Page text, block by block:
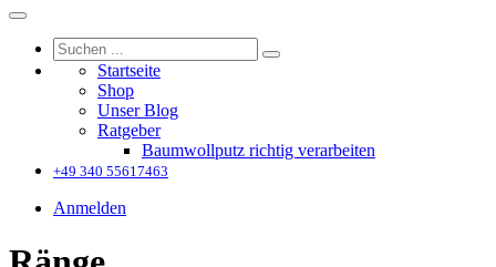
Startseite
Shop
Unser Blog
Ratgeber
Baumwollputz richtig verarbeiten
+49 340 55617463
Anmelden